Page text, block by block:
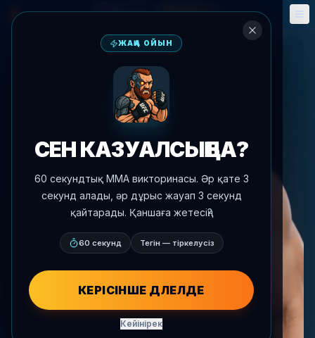
🎮 Фэнтези 📅 Оқиғалар
ЖАҢА ОЙЫН
СЕН КАЗУАЛСЫҢ БА?
60 секундтық MMA викторинасы. Әр қате 3
секунд алады, әр дұрыс жауап 3 секунд
қайтарады. Қаншаға жетесің?
60 секунд Тегін — тіркелусіз
КЕРІСІНШЕ ДӘЛЕЛДЕ
Кейінірек